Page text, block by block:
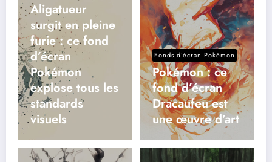
Aligatueur
surgit en pleine
furie : ce fond
d’écran
Pokémon
explose tous les
standards
visuels
Fonds d’écran Pokémon
Pokémon : ce
fond d’écran
Dracaufeu est
une œuvre d’art